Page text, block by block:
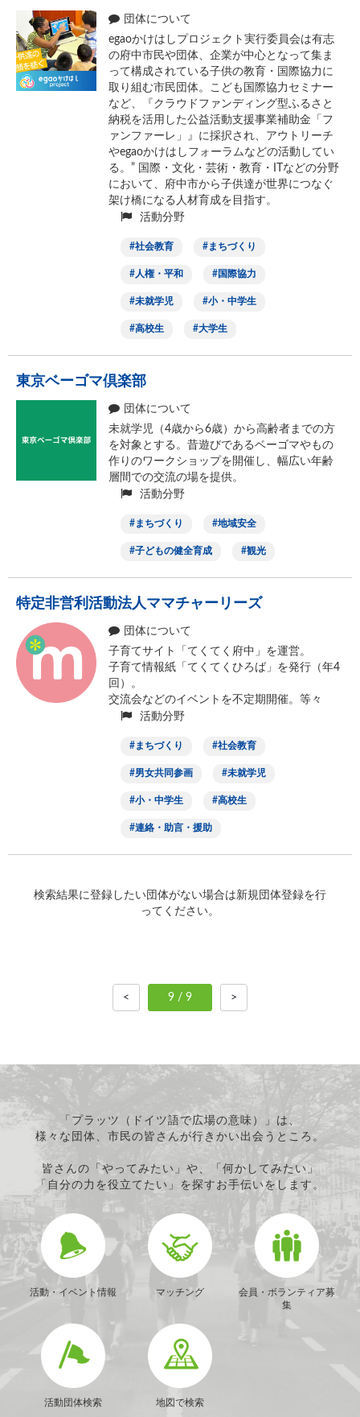
団体について
egaoかけはしプロジェクト実行委員会は有志
の府中市民や団体、企業が中心となって集ま
って構成されている子供の教育・国際協力に
取り組む市民団体。こども国際協力セミナー
など、『クラウドファンディング型ふるさと
納税を活用した公益活動支援事業補助金「フ
ァンファーレ」』に採択され、アウトリーチ
やegaoかけはしフォーラムなどの活動してい
る。” 国際・文化・芸術・教育・ITなどの分野
において、府中市から子供達が世界につなぐ
架け橋になる人材育成を目指す。
活動分野
社会教育 まちづくり
人権・平和 国際協力
未就学児 小・中学生
高校生 大学生
東京ベーゴマ倶楽部
団体について
未就学児（4歳から6歳）から高齢者までの方
を対象とする。昔遊びであるベーゴマやもの
作りのワークショップを開催し、幅広い年齢
層間での交流の場を提供。
活動分野
まちづくり 地域安全
子どもの健全育成 観光
特定非営利活動法人ママチャーリーズ
団体について
子育てサイト「てくてく府中」を運営。
子育て情報紙「てくてくひろば」を発行（年4
回）。
交流会などのイベントを不定期開催。等々
活動分野
まちづくり 社会教育
男女共同参画 未就学児
小・中学生 高校生
連絡・助言・援助
検索結果に登録したい団体がない場合は新規団体登録を行
ってください。
< 9 / 9 >
「プラッツ（ドイツ語で広場の意味）」は、
様々な団体、市民の皆さんが行きかい出会うところ。
皆さんの「やってみたい」や、「何かしてみたい」
「自分の力を役立てたい」を探すお手伝いをします。
活動・イベント情報 マッチング
会員・ボランティア募
集
活動団体検索 地図で検索